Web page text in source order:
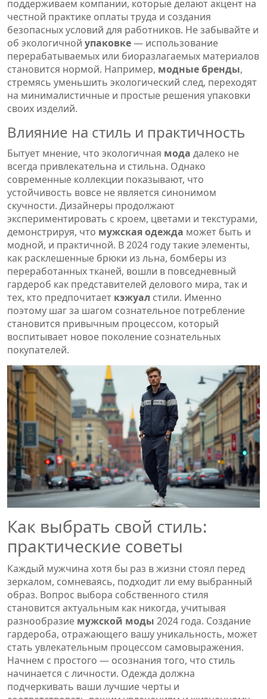
поддерживаем компании, которые делают акцент на
честной практике оплаты труда и создания
безопасных условий для работников. Не забывайте и
об экологичной упаковке— использование
перерабатываемых или биоразлагаемых материалов
становится нормой. Например, модныебренды,
стремясь уменьшить экологический след, переходят
на минималистичные и простые решения упаковки
своих изделий.
Влияние на стиль и практичность
Бытует мнение, что экологичная мода далеко не
всегда привлекательна и стильна. Однако
современные коллекции показывают, что
устойчивость вовсе не является синонимом
скучности. Дизайнеры продолжают
экспериментировать с кроем, цветами и текстурами,
демонстрируя, что мужская одежда может быть и
модной, и практичной. В 2024 году такие элементы,
как расклешенные брюки из льна, бомберы из
переработанных тканей, вошли в повседневный
гардероб как представителей делового мира, так и
тех, кто предпочитает кэжуал стили. Именно
поэтому шаг за шагом сознательное потребление
становится привычным процессом, который
воспитывает новое поколение сознательных
покупателей.
Как выбрать свой стиль:
практические советы
Каждый мужчина хотя бы раз в жизни стоял перед
зеркалом, сомневаясь, подходит ли ему выбранный
образ. Вопрос выбора собственного стиля
становится актуальным как никогда, учитывая
разнообразие мужской моды 2024 года. Создание
гардероба, отражающего вашу уникальность, может
стать увлекательным процессом самовыражения.
Начнем с простого — осознания того, что стиль
начинается с личности. Одежда должна
подчеркивать ваши лучшие черты и